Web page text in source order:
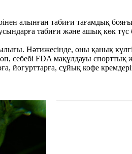
алынған табиғи тағамдық
табиғи және ашық көк
Нәтижесінде, оны қанық
FDA мақұлдауы спорттық
сұйық кофе